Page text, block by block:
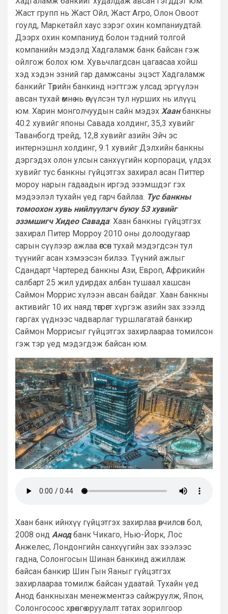
Жаст групп нь Жаст Ойл, Жаст Агро, Олон Овоот
гоулд, Маркетайл хаус зэрэг охин компаниудтай.
Дээрх охин компаниуд болон тэдний толгой
компанийн мэдэлд Хадгаламж банк байсан гэж
ойлгож болох юм. Хувьчлагдсан цагаасаа хойш
хэд хэдэн эзний гар дамжсаны эцэст Хадгаламж
банкийг Төрийн банкинд нэгтгэж улсад эргүүлэн
авсан тухай өмнө нь өгүүлсэн тул нурших нь илүүц
юм. Харин монголчуудын сайн мэдэх Хаанбанкны
40.2 хувийг японы Савада холдинг, 35,3 хувийг
Таванбогд трейд, 12,8 хувийг азийн Эйч эс
интернэшнл холдинг, 9.1 хувийг Дэлхийн банкны
дэргэдэх олон улсын санхүүгийн корпораци, үлдэх
хувийг тус банкны гүйцэтгэх захирал асан Питтер
мороу нарын гадаадын иргэд эзэмшдэг гэх
мэдээлэл тухайн үед гарч байлаа. Тус банкны
томоохон хувь нийлүүлэгч буюу 53 хувийг
эзэмшигч Хидео Савада: Хаан банкны гүйцэтгэх
захирал Питер Морроу 2010 оны долоодугаар
сарын сүүлээр ажлаа өгсөн тухай мэдэгдсэн тул
түүнийг асан хэмээсэн билээ. Түүний ажлыг
Сдандарт Чартеред банкны Ази, Европ, Африкийн
салбарт 25 жил удирдах албан тушаал хашсан
Саймон Моррис хүлээн авсан байдаг. Хаан банкны
активийг 10 их наяд төгрөгт хүргэж азийн зах зээлд
гаргах үүднээс чадварлаг туршлагатай банкир
Саймон Моррисыг гүйцэтгэх захирлаараа томилсон
гэж тэр үед мэдэгдэж байсан юм.
Хаан банк ийнхүү гүйцэтгэх захирлаа өөрчилсөн бол,
2008 онд Анодбанк Чикаго, Нью-Йорк, Лос
Анжелес, Лондонгийн санхүүгийн зах зээлээс
гадна, Солонгосын Шинан банкинд ажиллаж
байсан банкир Шин Гын Яаныг гүйцэтгэх
захирлаараа томилж байсан удаатай. Тухайн үед
Анод банкныхан менежментээ сайжруулж, Япон,
Солонгосоос хөрөнгө оруулалт татах зорилгоор